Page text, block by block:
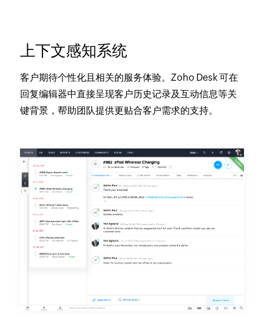
上下文感知系统
客户期待个性化且相关的服务体验。Zoho Desk 可在
回复编辑器中直接呈现客户历史记录及互动信息等关
键背景，帮助团队提供更贴合客户需求的支持。